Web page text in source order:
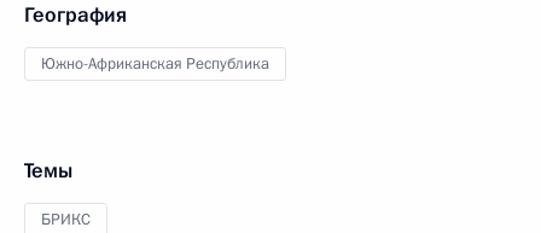
География
Южно-Африканская Республика
Темы
БРИКС